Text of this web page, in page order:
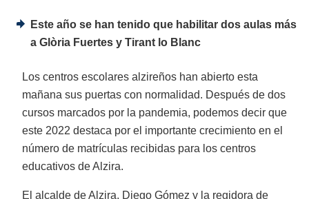
Este año se han tenido que habilitar dos aulas más
a Glòria Fuertes y Tirant lo Blanc
Los centros escolares alzireños han abierto esta
mañana sus puertas con normalidad. Después de dos
cursos marcados por la pandemia, podemos decir que
este 2022 destaca por el importante crecimiento en el
número de matrículas recibidas para los centros
educativos de Alzira.
El alcalde de Alzira, Diego Gómez y la regidora de